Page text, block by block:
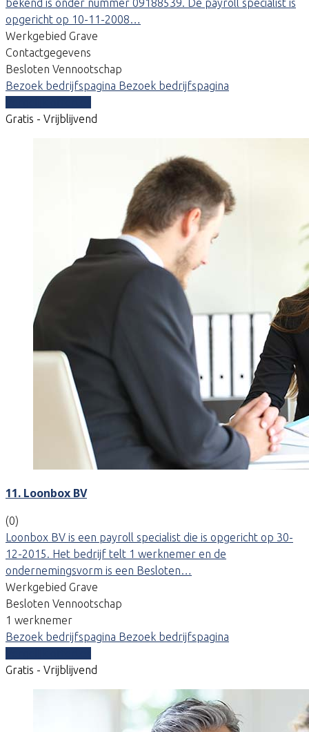
bekend is onder nummer 09188539. De payroll specialist is
opgericht op 10-11-2008…
Werkgebied Grave
Contactgegevens
Besloten Vennootschap
Bezoek bedrijfspagina Bezoek bedrijfspagina
Gratis - Vrijblijvend
11. Loonbox BV
(0)
Loonbox BV is een payroll specialist die is opgericht op 30-
12-2015. Het bedrijf telt 1 werknemer en de
ondernemingsvorm is een Besloten…
Werkgebied Grave
Besloten Vennootschap
1 werknemer
Bezoek bedrijfspagina Bezoek bedrijfspagina
Gratis - Vrijblijvend